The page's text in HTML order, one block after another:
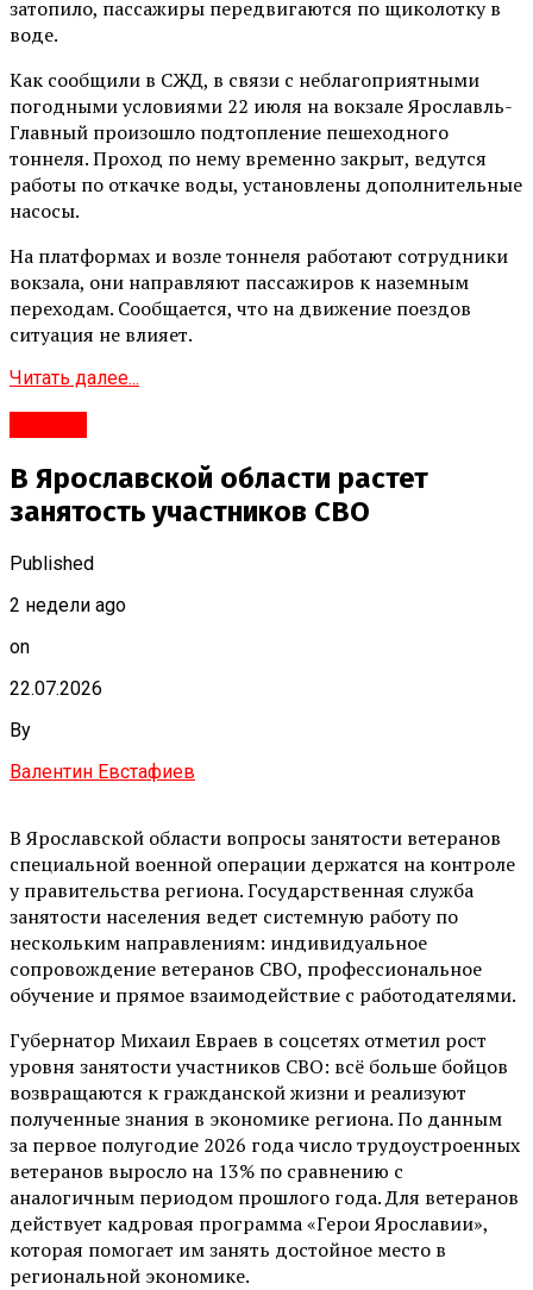
затопило, пассажиры передвигаются по щиколотку в
воде.
Как сообщили в СЖД, в связи с неблагоприятными
погодными условиями 22 июля на вокзале Ярославль-
Главный произошло подтопление пешеходного
тоннеля. Проход по нему временно закрыт, ведутся
работы по откачке воды, установлены дополнительные
насосы.
На платформах и возле тоннеля работают сотрудники
вокзала, они направляют пассажиров к наземным
переходам. Сообщается, что на движение поездов
ситуация не влияет.
Читать далее...
В Ярославской области растет
занятость участников СВО
Published
2 недели ago
on
22.07.2026
By
Валентин Евстафиев
В Ярославской области вопросы занятости ветеранов
специальной военной операции держатся на контроле
у правительства региона. Государственная служба
занятости населения ведет системную работу по
нескольким направлениям: индивидуальное
сопровождение ветеранов СВО, профессиональное
обучение и прямое взаимодействие с работодателями.
Губернатор Михаил Евраев в соцсетях отметил рост
уровня занятости участников СВО: всё больше бойцов
возвращаются к гражданской жизни и реализуют
полученные знания в экономике региона. По данным
за первое полугодие 2026 года число трудоустроенных
ветеранов выросло на 13% по сравнению с
аналогичным периодом прошлого года. Для ветеранов
действует кадровая программа «Герои Ярославии»,
которая помогает им занять достойное место в
региональной экономике.